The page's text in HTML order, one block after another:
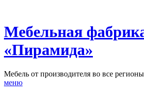
Мебельная
«Пирамида»
Мебель от производителя во все
меню